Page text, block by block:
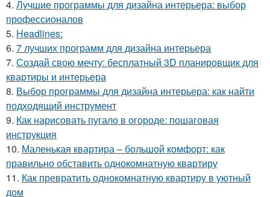
4. Лучшие программы для дизайна интерьера: выбор
профессионалов
5. Headlines:
6. 7 лучших программ для дизайна интерьера
7. Создай свою мечту: бесплатный 3D планировщик для
квартиры и интерьера
8. Выбор программы для дизайна интерьера: как найти
подходящий инструмент
9. Как нарисовать пугало в огороде: пошаговая
инструкция
10. Маленькая квартира – большой комфорт: как
правильно обставить однокомнатную квартиру
11. Как превратить однокомнатную квартиру в уютный
дом